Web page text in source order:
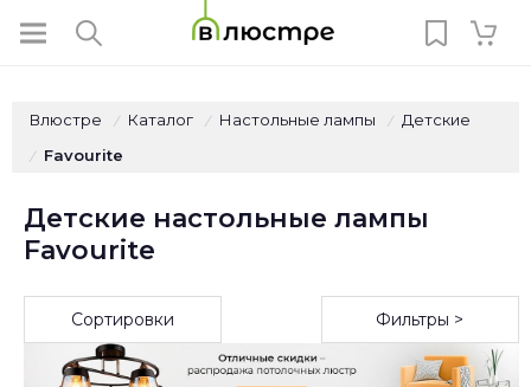
Влюстре / Каталог / Настольные лампы / Детские
/ Favourite
Детские настольные лампы
Favourite
Сортировки Фильтры >